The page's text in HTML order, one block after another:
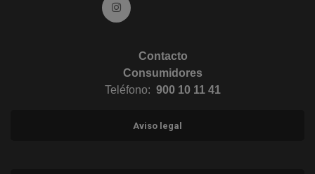
Ir a Instagram (abre en ventana nueva)
Contacto
Consumidores
Teléfono: 900 10 11 41
Aviso legal